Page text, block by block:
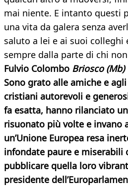
mai niente. E intanto questi
una vita da galera senza
saluto a lei e ai suoi colleghi
sempre dalla parte di chi
Fulvio Colombo Briosco (Mb)
Sono grato alle amiche e
cristiani autorevoli e
fa esatta, hanno rilanciato
risuonato più volte e invano
un’Unione Europea resa
infondate paure e miserabili
pubblicare quella loro
presidente